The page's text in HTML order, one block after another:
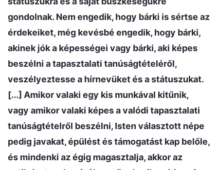
gondolnak. Nem engedik, hogy bárki is sértse az
érdekeiket, még kevésbé engedik, hogy bárki,
akinek jók a képességei vagy bárki, aki képes
beszélni a tapasztalati tanúságtételéről,
veszélyeztesse a hírnevüket és a státuszukat.
[...] Amikor valaki egy kis munkával kitűnik,
vagy amikor valaki képes a valódi tapasztalati
tanúságtételről beszélni, Isten választott népe
pedig javakat, épülést és támogatást kap belőle,
és mindenki az égig magasztalja, akkor az